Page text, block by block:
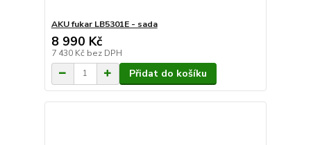
AKU fukar LB5301E - sada
8 990 Kč
7 430 Kč bez DPH
Přidat do košíku